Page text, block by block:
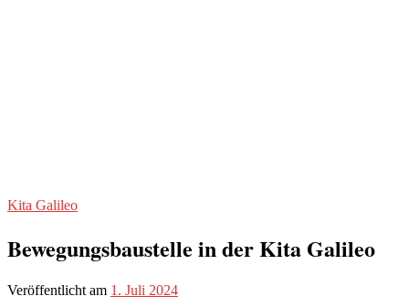
Kita Galileo
Bewegungsbaustelle in der Kita Galileo
Veröffentlicht am 1. Juli 2024